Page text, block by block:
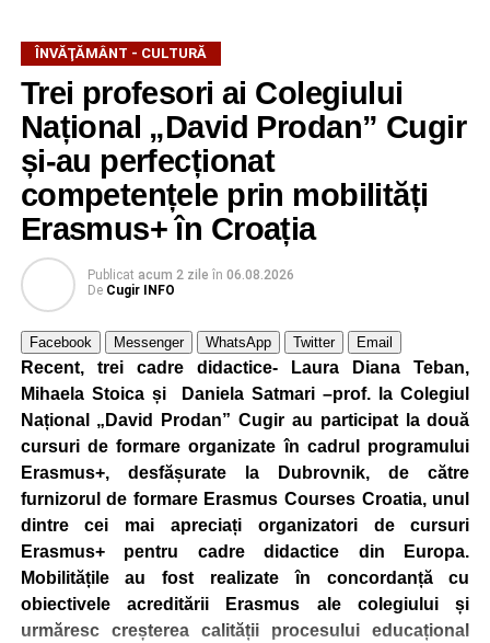
ÎNVĂŢĂMÂNT - CULTURĂ
Trei profesori ai Colegiului
Național „David Prodan” Cugir
și-au perfecționat
competențele prin mobilități
Erasmus+ în Croația
Publicat acum 2 zile în 06.08.2026
De Cugir INFO
Facebook Messenger WhatsApp Twitter Email
Recent, trei cadre didactice- Laura Diana Teban,
Mihaela Stoica și Daniela Satmari –prof. la Colegiul
Național „David Prodan” Cugir au participat la două
cursuri de formare organizate în cadrul programului
Erasmus+, desfășurate la Dubrovnik, de către
furnizorul de formare Erasmus Courses Croatia, unul
dintre cei mai apreciați organizatori de cursuri
Erasmus+ pentru cadre didactice din Europa.
Mobilitățile au fost realizate în concordanță cu
obiectivele acreditării Erasmus ale colegiului și
urmăresc creșterea calității procesului educațional